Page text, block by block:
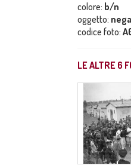
colore: b/n
oggetto:
codice foto:
LE ALTRE 6